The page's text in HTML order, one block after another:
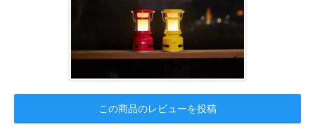
この商品のレビューを投稿